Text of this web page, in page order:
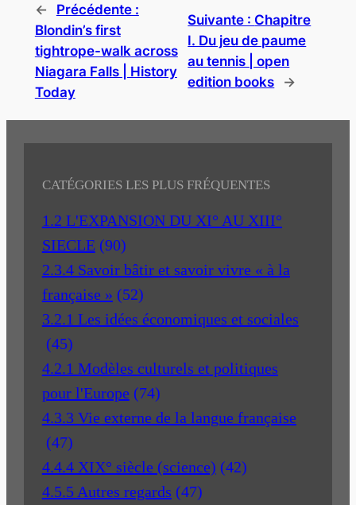
←
Précédente :
Blondin’s first
tightrope-walk across
Niagara Falls | History
Today
Suivante : Chapitre
I. Du jeu de paume
au tennis | open
edition books
→
CATÉGORIES LES PLUS FRÉQUENTES
1.2 L'EXPANSION DU XI° AU XIII°
SIECLE (90)
2.3.4 Savoir bâtir et savoir vivre « à la
française » (52)
3.2.1 Les idées économiques et sociales
(45)
4.2.1 Modèles culturels et politiques
pour l'Europe (74)
4.3.3 Vie externe de la langue française
(47)
4.4.4 XIX° siècle (science) (42)
4.5.5 Autres regards (47)